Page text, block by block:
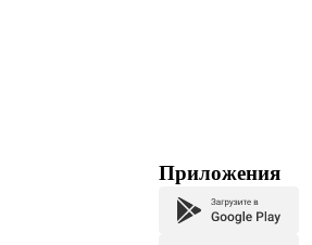
Приложения